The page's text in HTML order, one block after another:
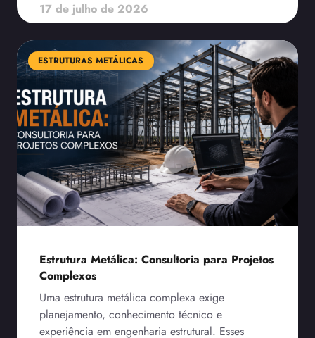
17 de julho de 2026
ESTRUTURAS METÁLICAS
Estrutura Metálica: Consultoria para Projetos
Complexos
Uma estrutura metálica complexa exige
planejamento, conhecimento técnico e
experiência em engenharia estrutural. Esses